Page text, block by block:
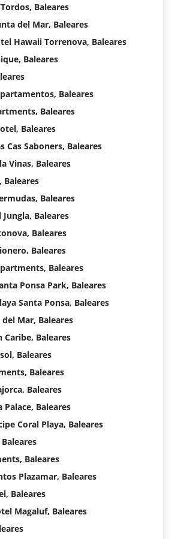
Baleares
del Mar, Baleares
Hawaii Torrenova, Baleares
Baleares
Baleares
Baleares
Baleares
Cas Saboners, Baleares
Vinas, Baleares
Baleares
Baleares
Baleares
Baleares
Baleares
Baleares
Ponsa Park, Baleares
Santa Ponsa, Baleares
Mar, Baleares
Baleares
Baleares
Baleares
Baleares
Baleares
Coral Playa, Baleares
Baleares
Plazamar, Baleares
Baleares
Magaluf, Baleares